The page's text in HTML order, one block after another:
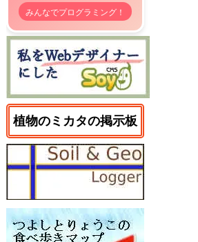
みんなでプログラミング！
植物のミカタの掲示板